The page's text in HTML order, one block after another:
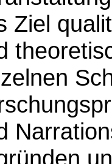
Ziel